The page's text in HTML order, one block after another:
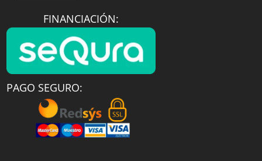
FINANCIACIÓN:
PAGO SEGURO: